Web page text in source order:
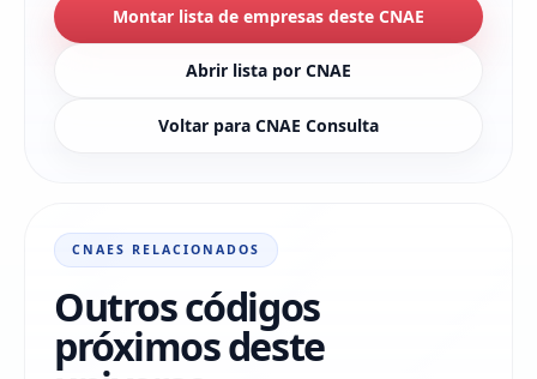
Montar lista de empresas deste CNAE
Abrir lista por CNAE
Voltar para CNAE Consulta
CNAES RELACIONADOS
Outros códigos
próximos deste